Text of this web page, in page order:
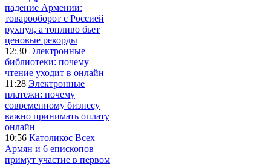
падение Армении:
товарооборот с Россией
рухнул, а топливо бьет
ценовые рекорды
12:30 Электронные
библиотеки: почему
чтение уходит в онлайн
11:28 Электронные
платежи: почему
современному бизнесу
важно принимать оплату
онлайн
10:56 Католикос Всех
Армян и 6 епископов
примут участие в первом